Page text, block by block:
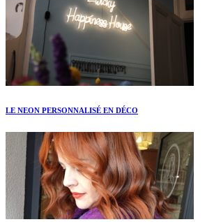
LE NEON PERSONNALISÉ EN DÉCO